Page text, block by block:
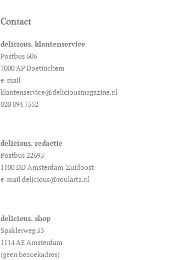
Contact
delicious. klantenservice
Postbus 606
7000 AP Doetinchem
e-mail
klantenservice@deliciousmagazine.nl
020 894 7552
delicious. redactie
Postbus 22693
1100 DD Amsterdam-Zuidoost
e-mail delicious@roularta.nl
delicious. shop
Spaklerweg 53
1114 AE Amsterdam
(geen bezoekadres)